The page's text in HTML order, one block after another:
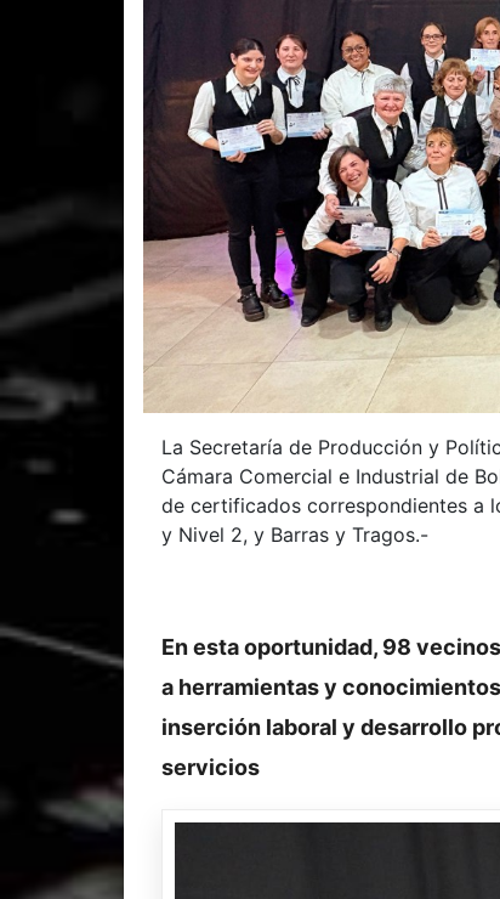
La Secretaría de Producción y
Cámara Comercial e Industrial de
de certificados correspondientes a
y Nivel 2, y Barras y Tragos.-
En esta oportunidad, 98
a herramientas y
inserción laboral y desarrollo
servicios